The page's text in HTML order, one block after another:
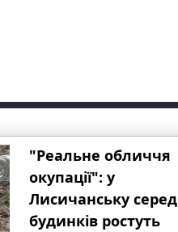
"Реальне обличчя
окупації": у
Лисичанську серед
будинків ростуть